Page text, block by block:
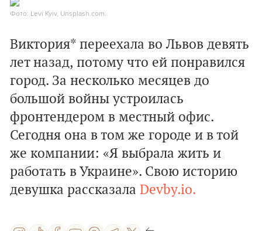
Фото: Levi Kyiv, Unsplash.com.
Виктория* переехала во Львов девять
лет назад, потому что ей понравился
город. За несколько месяцев до
большой войны устроилась
фронтендером в местный офис.
Сегодня она в том же городе и в той
же компании: «Я выбрала жить и
работать в Украине». Свою историю
девушка рассказала Devby.io.